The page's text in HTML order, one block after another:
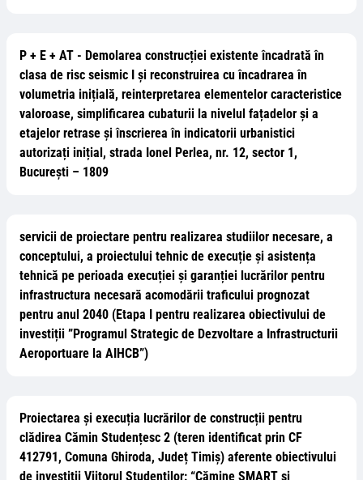
P + E + AT - Demolarea construcției existente încadrată în
clasa de risc seismic I și reconstruirea cu încadrarea în
volumetria inițială, reinterpretarea elementelor caracteristice
valoroase, simplificarea cubaturii la nivelul fațadelor și a
etajelor retrase și înscrierea în indicatorii urbanistici
autorizați inițial, strada Ionel Perlea, nr. 12, sector 1,
București – 1809
servicii de proiectare pentru realizarea studiilor necesare, a
conceptului, a proiectului tehnic de execuție și asistența
tehnică pe perioada execuției și garanției lucrărilor pentru
infrastructura necesară acomodării traficului prognozat
pentru anul 2040 (Etapa I pentru realizarea obiectivului de
investiții ”Programul Strategic de Dezvoltare a Infrastructurii
Aeroportuare la AIHCB”)
Proiectarea și execuția lucrărilor de construcții pentru
clădirea Cămin Studențesc 2 (teren identificat prin CF
412791, Comuna Ghiroda, Județ Timiș) aferente obiectivului
de investiții Viitorul Studenților: “Cămine SMART și